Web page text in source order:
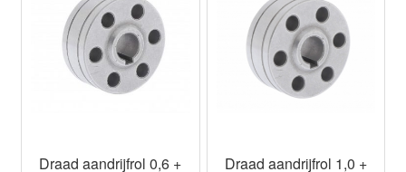
Draad aandrijfrol 0,6 +
Draad aandrijfrol 1,0 +